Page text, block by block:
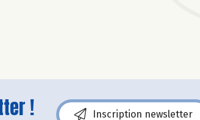
! Inscription newsletter